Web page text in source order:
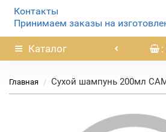
Контакты
Принимаем заказы на
Каталог
Главная Сухой шампунь 200мл